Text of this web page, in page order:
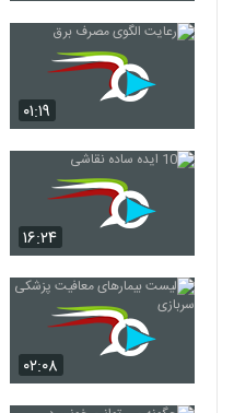
۰۱:۱۹
۱۶:۲۴
۰۲:۰۸